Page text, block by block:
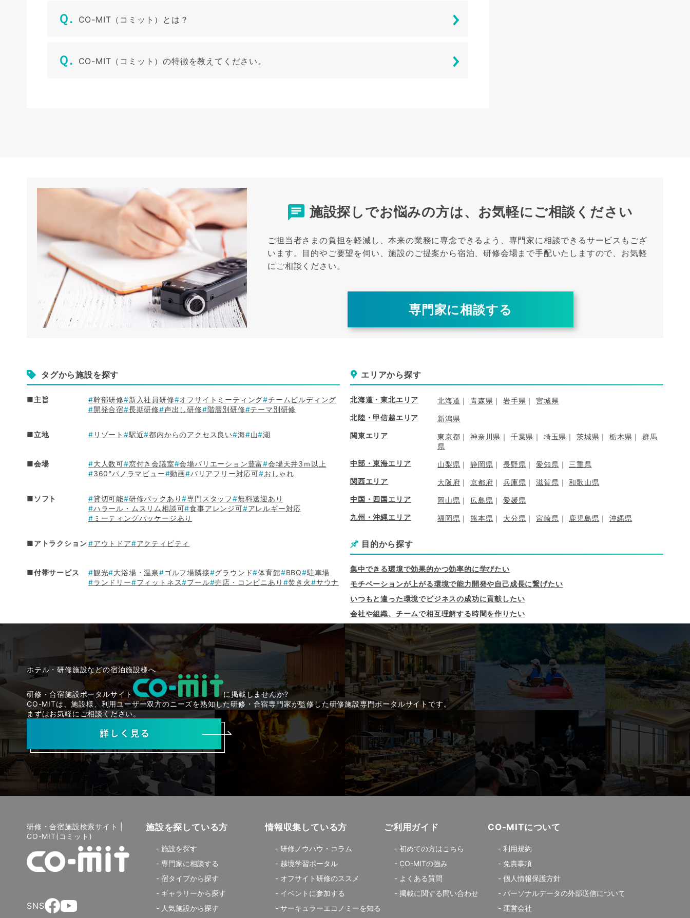
CO-MIT（コミット）とは？
CO-MIT（コミット）の特徴を教えてください。
施設探しでお悩みの方は、 お気軽にご相談ください
ご担当者さまの負担を軽減し、本来の業務に専念できるよう、専門家に相談できるサービスもござ
います。 目的やご要望を伺い、施設のご提案から宿泊、研修会場まで手配いたしますので、お気軽
にご相談ください。
専門家に相談する
タグから施設を探す
■主旨 幹部研修 新入社員研修 オフサイトミーティング チームビルディング
開発合宿 長期研修 声出し研修 階層別研修 テーマ別研修
■立地 リゾート 駅近 都内からのアクセス良い 海 山 湖
■会場 大人数可 窓付き会議室 会場バリエーション豊富 会場天井3ｍ以上
360°パノラマビュー
動画 バリアフリー対応可 おしゃれ
■ソフト 貸切可能 研修パックあり 専門スタッフ 無料送迎あり
ハラール・ムスリム相談可 食事アレンジ可
アレルギー対応
ミーティングパッケージあり
■アトラクション アウトドア アクティビティ
■付帯サービス 観光 大浴場・温泉 ゴルフ場隣接 グラウンド 体育館 BBQ
駐車場
ランドリー
フィットネス プール 売店・コンビニあり 焚き火 サウナ
エリアから探す
北海道・東北エリア 北海道 青森県 岩手県
宮城県
北陸・甲信越エリア
新潟県
関東エリア
東京都 神奈川県 千葉県 埼玉県 茨城県 栃木県
群馬
県
中部・東海エリア
山梨県 静岡県 長野県 愛知県
三重県
関西エリア
大阪府 京都府 兵庫県 滋賀県
和歌山県
中国・四国エリア
岡山県 広島県
愛媛県
九州・沖縄エリア
福岡県 熊本県 大分県 宮崎県 鹿児島県 沖縄県
目的から探す
集中できる環境で効果的かつ効率的に学びたい
モチベーションが上がる環境で能力開発や自己成長に繋げたい
いつもと違った環境でビジネスの成功に貢献したい
会社や組織、チームで相互理解する時間を作りたい
ホテル・研修施設などの宿泊施設様へ
研修・合宿施設ポータルサイト
に掲載しませんか?
CO-MITは、施設様、利用ユーザー双方のニーズを熟知した研修・合宿専門家が監修した研修施設専門ポータルサイトです。
まずはお気軽にご相談ください。
研修・合宿施設検索サイト |
CO-MIT(コミット)
SNS
施設を探している方
施設を探す
専門家に相談する
宿タイプから探す
ギャラリーから探す
人気施設から探す
情報収集している方
研修ノウハウ・コラム
越境学習ポータル
オフサイト研修のススメ
イベントに参加する
サーキュラーエコノミーを知る
ご利用ガイド
初めての方はこちら
CO-MITの強み
よくある質問
掲載に関する問い合わせ
CO-MITについて
利用規約
免責事項
個人情報保護方針
パーソナルデータの外部送信について
運営会社